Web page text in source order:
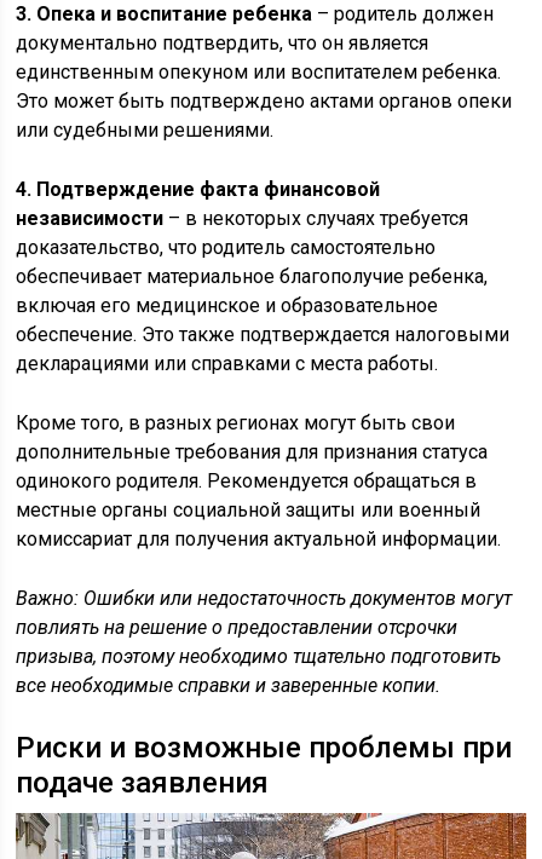
3. Опека и воспитание ребенка – родитель должен
документально подтвердить, что он является
единственным опекуном или воспитателем ребенка.
Это может быть подтверждено актами органов опеки
или судебными решениями.
4. Подтверждение факта финансовой
независимости – в некоторых случаях требуется
доказательство, что родитель самостоятельно
обеспечивает материальное благополучие ребенка,
включая его медицинское и образовательное
обеспечение. Это также подтверждается налоговыми
декларациями или справками с места работы.
Кроме того, в разных регионах могут быть свои
дополнительные требования для признания статуса
одинокого родителя. Рекомендуется обращаться в
местные органы социальной защиты или военный
комиссариат для получения актуальной информации.
Важно: Ошибки или недостаточность документов могут
повлиять на решение о предоставлении отсрочки
призыва, поэтому необходимо тщательно подготовить
все необходимые справки и заверенные копии.
Риски и возможные проблемы при
подаче заявления